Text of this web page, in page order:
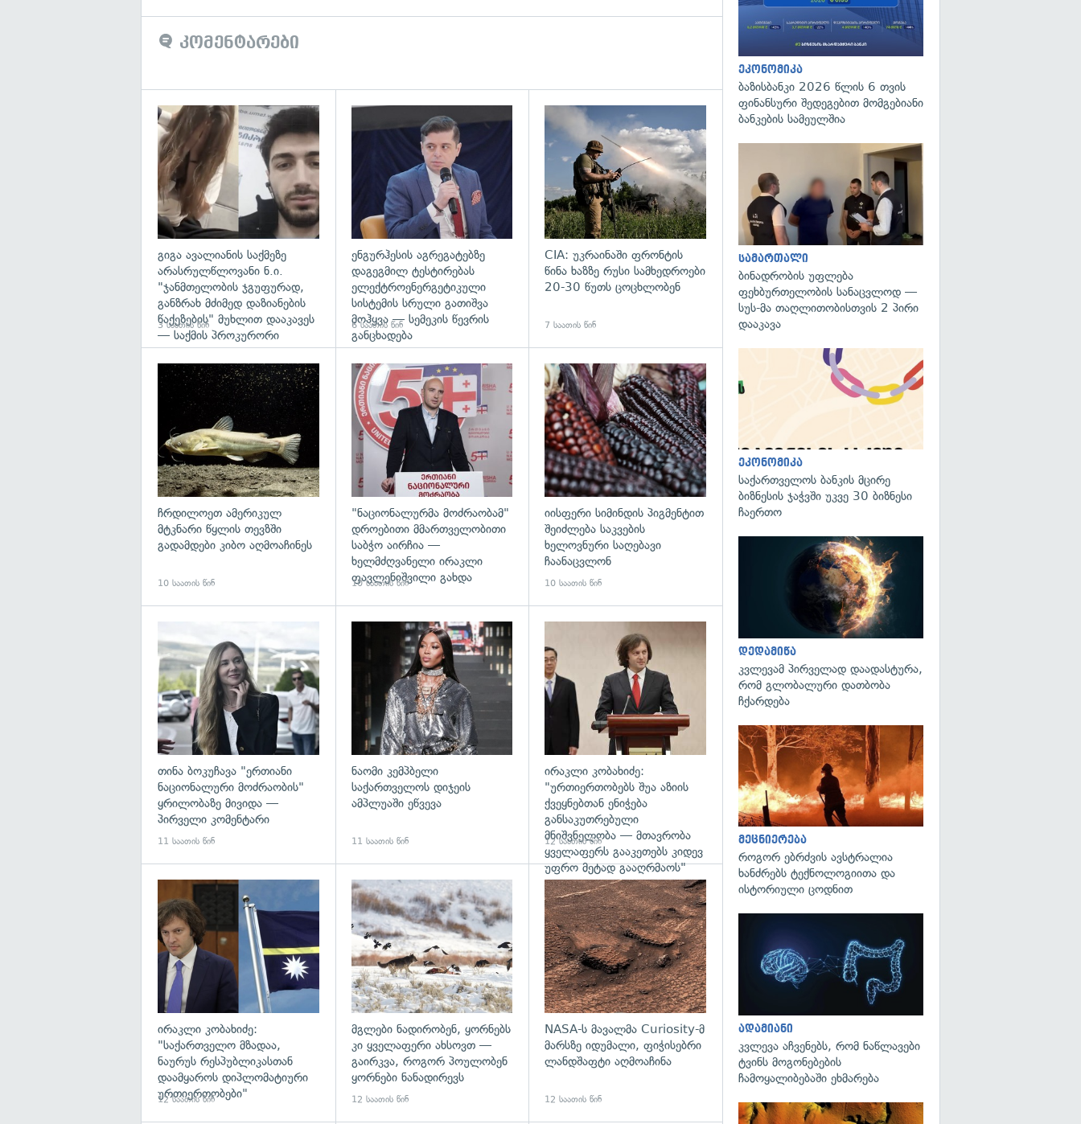
კომენტარები
გიგა ავალიანის საქმეზე
არასრულწლოვანი ნ.ი.
"ჯანმთელობის ჯგუფურად,
განზრახ მძიმედ დაზიანების
წაქეზების" მუხლით დააკავეს
— საქმის პროკურორი
3 საათის წინ
გადახედვა
ენგურჰესის აგრეგატებზე
დაგეგმილ ტესტირებას
ელექტროენერგეტიკული
სისტემის სრული გათიშვა
მოჰყვა — სემეკის წევრის
განცხადება
6 საათის წინ
გადახედვა
CIA: უკრაინაში ფრონტის
წინა ხაზზე რუსი სამხედროები
20-30 წუთს ცოცხლობენ
7 საათის წინ
გადახედვა
ჩრდილოეთ ამერიკულ
მტკნარი წყლის თევზში
გადამდები კიბო აღმოაჩინეს
10 საათის წინ
გადახედვა
"ნაციონალურმა მოძრაობამ"
დროებითი მმართველობითი
საბჭო აირჩია —
ხელმძღვანელი ირაკლი
ფავლენიშვილი გახდა
10 საათის წინ
გადახედვა
იისფერი სიმინდის პიგმენტით
შეიძლება საკვების
ხელოვნური საღებავი
ჩაანაცვლონ
10 საათის წინ
გადახედვა
თინა ბოკუჩავა "ერთიანი
ნაციონალური მოძრაობის"
ყრილობაზე მივიდა —
პირველი კომენტარი
11 საათის წინ
ნაომი კემპბელი
საქართველოს დიჯეის
ამპლუაში ეწვევა
11 საათის წინ
გადახედვა
ირაკლი კობახიძე:
"ურთიერთობებს შუა აზიის
ქვეყნებთან ენიჭება
განსაკუთრებული
მნიშვნელობა — მთავრობა
ყველაფერს გააკეთებს კიდევ
უფრო მეტად გააღრმაოს"
12 საათის წინ
გადახედვა
ირაკლი კობახიძე:
"საქართველო მზადაა,
ნაურუს რესპუბლიკასთან
დაამყაროს დიპლომატიური
ურთიერთობები"
12 საათის წინ
გადახედვა
მგლები ნადირობენ, ყორნებს
კი ყველაფერი ახსოვთ —
გაირკვა, როგორ პოულობენ
ყორნები ნანადირევს
12 საათის წინ
გადახედვა
NASA-ს მავალმა Curiosity-მ
მარსზე იდუმალი, ფიჭისებრი
ლანდშაფტი აღმოაჩინა
12 საათის წინ
ეკონომიკა
ბაზისბანკი 2026 წლის 6 თვის
ფინანსური შედეგებით მომგებიანი
ბანკების სამეულშია
სამართალი
ბინადრობის უფლება
ფეხბურთელობის სანაცვლოდ —
სუს-მა თაღლითობისთვის 2 პირი
დააკავა
ეკონომიკა
საქართველოს ბანკის მცირე
ბიზნესის ჯაჭვში უკვე 30 ბიზნესი
ჩაერთო
დედამიწა
კვლევამ პირველად დაადასტურა,
რომ გლობალური დათბობა
ჩქარდება
მეცნიერება
როგორ ებრძვის ავსტრალია
ხანძრებს ტექნოლოგიითა და
ისტორიული ცოდნით
ადამიანი
კვლევა აჩვენებს, რომ ნაწლავები
ტვინს მოგონებების
ჩამოყალიბებაში ეხმარება